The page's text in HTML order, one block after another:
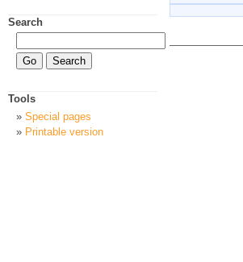
Search
Tools
Special pages
Printable version